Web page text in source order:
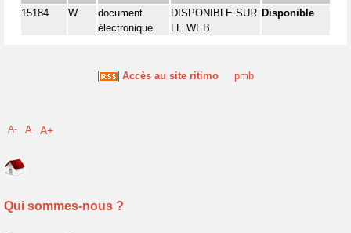
15184 W
document
électronique
DISPONIBLE SUR
LE WEB
Disponible
Accès au site ritimo pmb
A- A A+
Qui sommes-nous ?